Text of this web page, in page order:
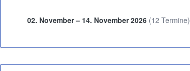
02. November – 14. November 2026 (12 Termine)